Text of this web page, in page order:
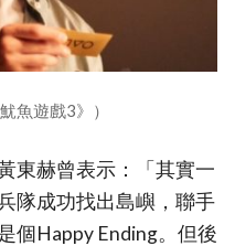
魚遊戲3》）
東赫曾表示：「其實一
隊成功找出島嶼，聯手
個Happy Ending。但後